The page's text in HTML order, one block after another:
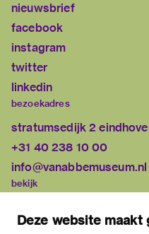
Deze website maakt
nieuwsbrief
facebook
instagram
twitter
linkedin
bezoekadres
stratumsedijk 2
+31 40 238 10 00
info@vanabbemuseum.nl
bekijk
activiteiten